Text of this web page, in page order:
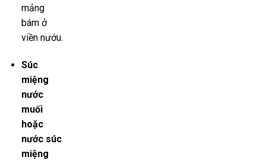
mảng
bám ở
viền nướu.
Súc
miệng
nước
muối
hoặc
nước súc
miệng